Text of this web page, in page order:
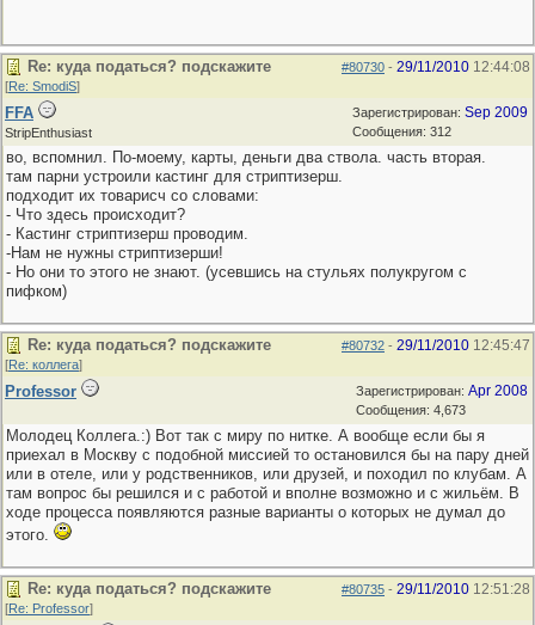
#80730 - 29/11/2010 12:44:08
Re: куда податься? подскажите
[Re: SmodiS]
Зарегистрирован: Sep 2009
Сообщения: 312
FFA
StripEnthusiast
во, вспомнил. По-моему, карты, деньги два ствола. часть вторая.
там парни устроили кастинг для стриптизерш.
подходит их товарисч со словами:
- Что здесь происходит?
- Кастинг стриптизерш проводим.
-Нам не нужны стриптизерши!
- Но они то этого не знают. (усевшись на стульях полукругом с
пифком)
#80732 - 29/11/2010 12:45:47
Re: куда податься? подскажите
[Re: коллега]
Зарегистрирован: Apr 2008
Сообщения: 4,673
Professor
Молодец Коллега.:) Вот так с миру по нитке. А вообще если бы я
приехал в Москву с подобной миссией то остановился бы на пару дней
или в отеле, или у родственников, или друзей, и походил по клубам. А
там вопрос бы решился и с работой и вполне возможно и с жильём. В
ходе процесса появляются разные варианты о которых не думал до
этого.
#80735 - 29/11/2010 12:51:28
Re: куда податься? подскажите
[Re: Professor]